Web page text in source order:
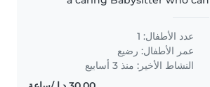
and love for sports. Available at
our home when needed.
عدد الأطفال: 1
عمر الأطفال: رضيع
النشاط الأخير: منذ 3 أسابيع